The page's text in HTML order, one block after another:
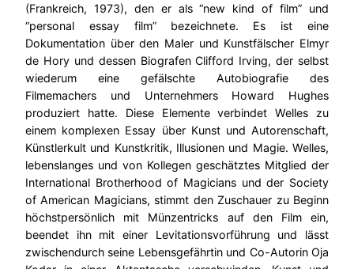
(Frankreich, 1973), den er als “new kind of film” und
“personal essay film” bezeichnete. Es ist eine
Dokumentation über den Maler und Kunstfälscher Elmyr
de Hory und dessen Biografen Clifford Irving, der selbst
wiederum eine gefälschte Autobiografie des
Filmemachers und Unternehmers Howard Hughes
produziert hatte. Diese Elemente verbindet Welles zu
einem komplexen Essay über Kunst und Autorenschaft,
Künstlerkult und Kunstkritik, Illusionen und Magie. Welles,
lebenslanges und von Kollegen geschätztes Mitglied der
International Brotherhood of Magicians und der Society
of American Magicians, stimmt den Zuschauer zu Beginn
höchstpersönlich mit Münzentricks auf den Film ein,
beendet ihn mit einer Levitationsvorführung und lässt
zwischendurch seine Lebensgefährtin und Co-Autorin Oja